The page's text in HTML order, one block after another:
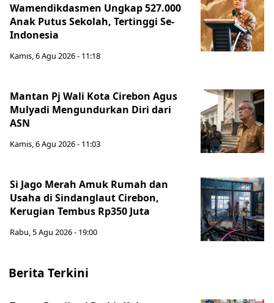
Wamendikdasmen Ungkap 527.000
Anak Putus Sekolah, Tertinggi Se-
Indonesia
Kamis, 6 Agu 2026 - 11:18
Mantan Pj Wali Kota Cirebon Agus
Mulyadi Mengundurkan Diri dari
ASN
Kamis, 6 Agu 2026 - 11:03
Si Jago Merah Amuk Rumah dan
Usaha di Sindanglaut Cirebon,
Kerugian Tembus Rp350 Juta
Rabu, 5 Agu 2026 - 19:00
Berita Terkini